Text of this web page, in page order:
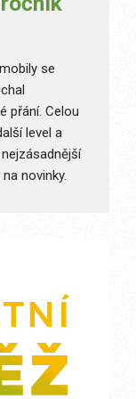
se
přání. Celou
level a
novinky.